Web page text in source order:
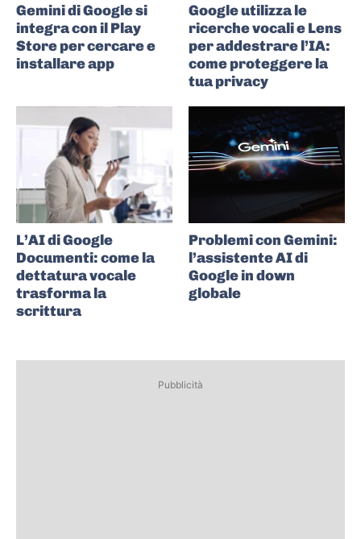
Gemini di Google si
integra con il Play
Store per cercare e
installare app
Google utilizza le
ricerche vocali e Lens
per addestrare l’IA:
come proteggere la
tua privacy
L’AI di Google
Documenti: come la
dettatura vocale
trasforma la
scrittura
Problemi con Gemini:
l’assistente AI di
Google in down
globale
Pubblicità